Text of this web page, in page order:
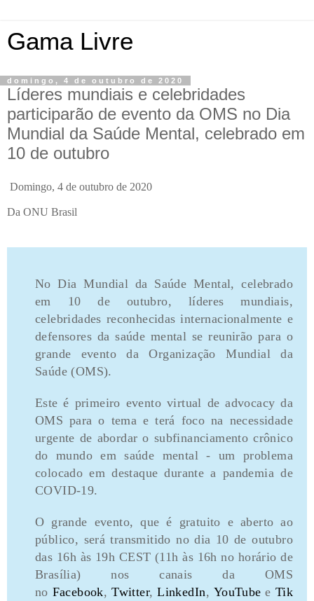
Gama Livre
domingo, 4 de outubro de 2020
Líderes mundiais e celebridades
participarão de evento da OMS no Dia
Mundial da Saúde Mental, celebrado em
10 de outubro
Domingo, 4 de outubro de 2020
Da ONU Brasil
No Dia Mundial da Saúde Mental, celebrado
em 10 de outubro, líderes mundiais,
celebridades reconhecidas internacionalmente e
defensores da saúde mental se reunirão para o
grande evento da Organização Mundial da
Saúde (OMS).
Este é primeiro evento virtual de advocacy da
OMS para o tema e terá foco na necessidade
urgente de abordar o subfinanciamento crônico
do mundo em saúde mental - um problema
colocado em destaque durante a pandemia de
COVID-19.
O grande evento, que é gratuito e aberto ao
público, será transmitido no dia 10 de outubro
das 16h às 19h CEST (11h às 16h no horário de
Brasília) nos canais da OMS
no Facebook,Twitter,LinkedIn, YouTube e Tik